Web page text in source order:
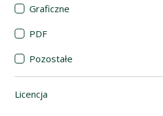
Graficzne
PDF
Pozostałe
Licencja